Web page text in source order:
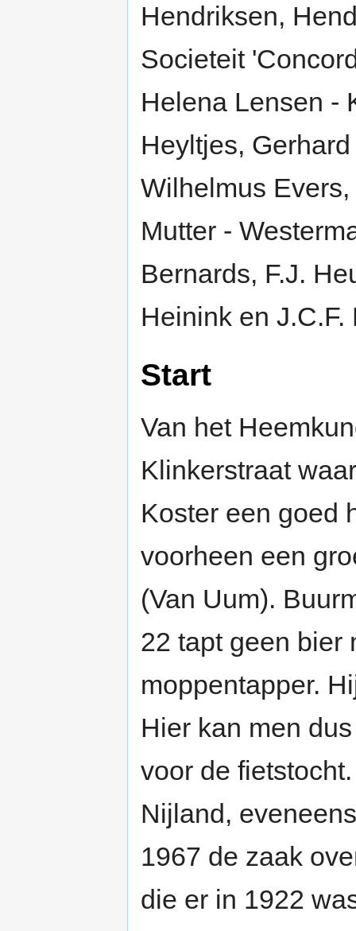
Hendriksen,
Societeit
Helena Lensen -
Heyltjes,
Wilhelmus
Mutter -
Bernards, F.J.
Heinink en J.C.F.
Start
Van het
Klinkerstraat
Koster een goed
voorheen een
(Van Uum).
22 tapt geen bier
moppentapper.
Hier kan men
voor de
Nijland,
1967 de zaak
die er in 1922